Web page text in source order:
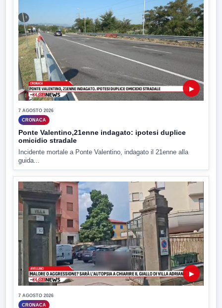
▶
7 AGOSTO 2026
CRONACA
Ponte Valentino,21enne indagato: ipotesi duplice
omicidio stradale
Incidente mortale a Ponte Valentino, indagato il 21enne alla
guida...
▶
7 AGOSTO 2026
CRONACA